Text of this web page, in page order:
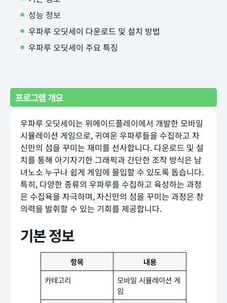
성능 정보
우파루 오딧세이 다운로드 및 설치 방법
우파루 오딧세이 주요 특징
프로그램 개요
우파루 오딧세이는 위메이드플레이에서 개발한 모바일
시뮬레이션 게임으로, 귀여운 우파루들을 수집하고 자
신만의 섬을 꾸미는 재미를 선사합니다. 다운로드 및 설
치를 통해 아기자기한 그래픽과 간단한 조작 방식은 남
녀노소 누구나 쉽게 게임에 몰입할 수 있도록 돕습니다.
특히, 다양한 종류의 우파루를 수집하고 육성하는 과정
은 수집욕을 자극하며, 자신만의 섬을 꾸미는 과정은 창
의력을 발휘할 수 있는 기회를 제공합니다.
기본 정보
항목
내용
카테고리
모바일 시뮬레이션 게
임